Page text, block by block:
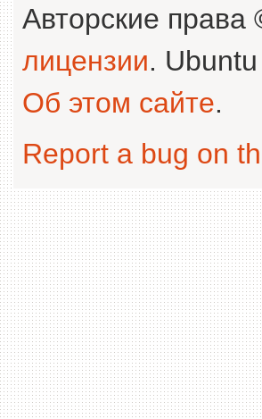
Авторские права
лицензии. Ubuntu
Об этом сайте.
Report a bug on